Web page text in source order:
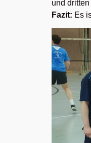
und
Fazit: Es